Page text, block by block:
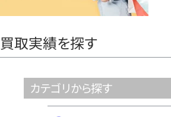
買取実績を探す
カテゴリから探す